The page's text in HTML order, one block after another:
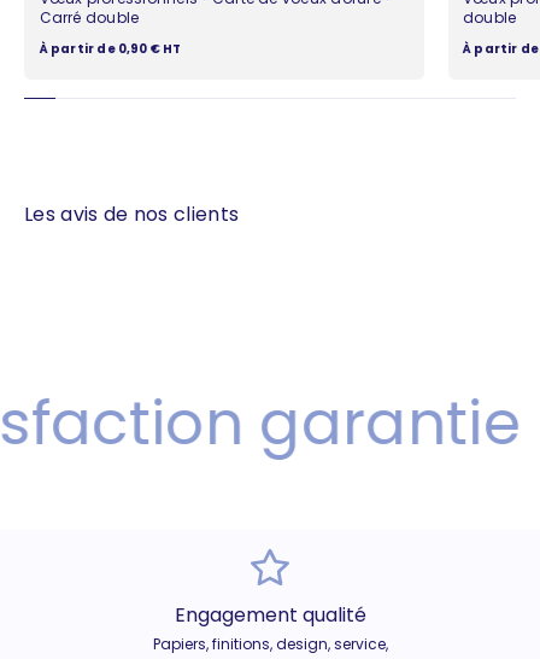
Carré double
Prix de vente
À partir de 0,90 € HT
double
Prix de
À partir de
Les avis de nos clients
garantie
Engagement qualité
Papiers, finitions, design, service,